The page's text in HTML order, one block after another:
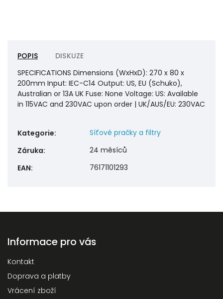
POPIS
DISKUZE
SPECIFICATIONS Dimensions (WxHxD): 270 x 80 x
200mm Input: IEC-C14 Output: US, EU (Schuko),
Australian or 13A UK Fuse: None Voltage: US: Available
in 115VAC and 230VAC upon order | UK/AUS/EU: 230VAC
Kategorie:
Síťové pračky a filtry
Záruka:
24 měsíců
EAN: 76171101293
Informace pro vás
Kontakt
Doprava a platby
Vrácení zboží